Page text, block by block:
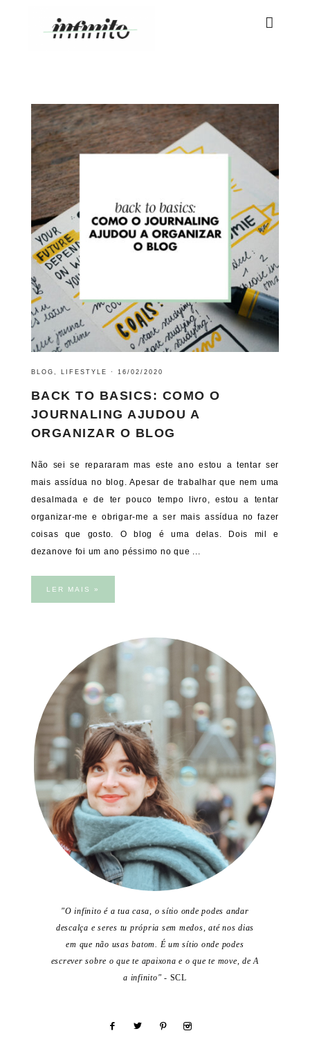
BLOG , LIFESTYLE · 16/02/2020
BACK TO BASICS: COMO O
JOURNALING AJUDOU A
ORGANIZAR O BLOG
Não sei se repararam mas este ano estou a tentar ser
mais assídua no blog. Apesar de trabalhar que nem uma
desalmada e de ter pouco tempo livro, estou a tentar
organizar-me e obrigar-me a ser mais assídua no fazer
coisas que gosto. O blog é uma delas. Dois mil e
dezanove foi um ano péssimo no que ...
LER MAIS »
"O infinito é a tua casa, o sítio onde podes andar
descalça e seres tu própria sem medos, até nos dias
em que não usas batom. É um sítio onde podes
escrever sobre o que te apaixona e o que te move, de A
a infinito"- SCL